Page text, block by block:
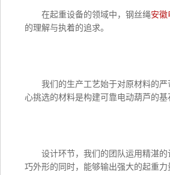
在起重设备的领域中，钢丝绳安徽
的理解与执着的追求。
我们的生产工艺始于对原材料的严
心挑选的材料是构建可靠电动葫芦的
设计环节，我们的团队运用精湛的
巧外形的同时，能够输出强大的起重